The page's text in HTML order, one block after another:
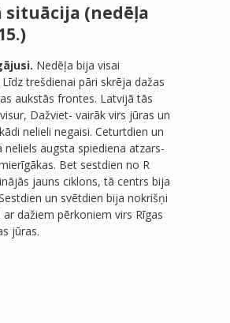
situācija (nedēļa
Nedēļa bija visai
trešdienai pāri skrēja dažas
aukstās frontes. Latvijā tās
Dažviet- vairāk virs jūras un
nelieli negaisi. Ceturtdien un
neliels augsta spiediena atzars-
Bet sestdien no R
jauns ciklons, tā centrs bija
un svētdien bija nokrišņi
dažiem pērkoniem virs Rīgas
jūras.